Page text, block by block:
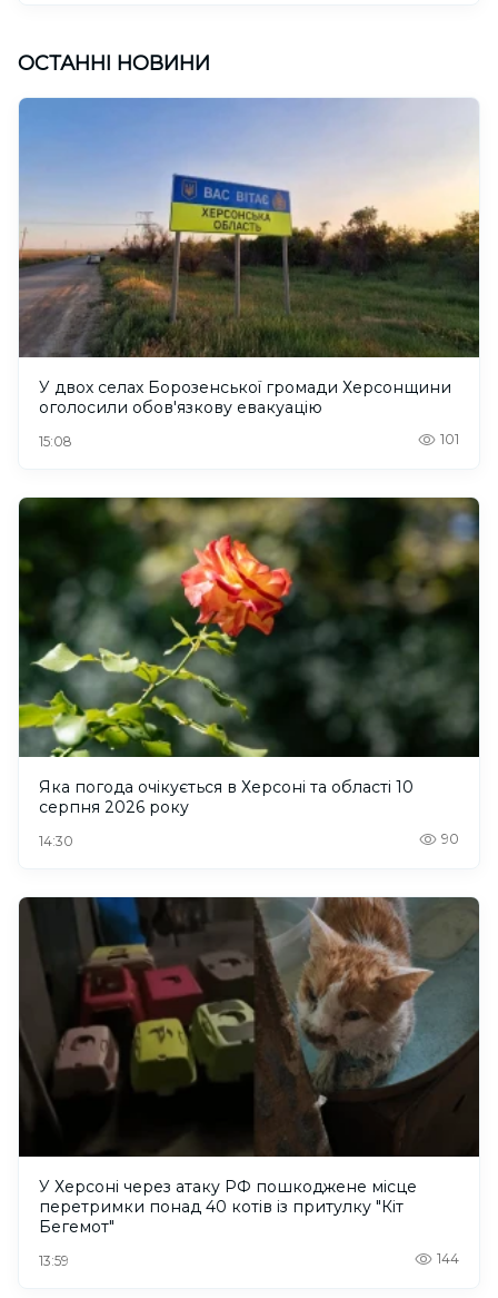
ОСТАННІ НОВИНИ
У двох селах Борозенської громади Херсонщини
оголосили обов'язкову евакуацію
15:08 101
Яка погода очікується в Херсоні та області 10
серпня 2026 року
14:30 90
У Херсоні через атаку РФ пошкоджене місце
перетримки понад 40 котів із притулку "Кіт
Бегемот"
13:59 144